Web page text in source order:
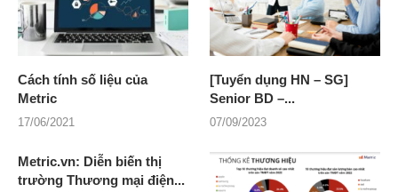
Cách tính số liệu của
Metric
17/06/2021
[Tuyển dụng HN – SG]
Senior BD –...
07/09/2023
Metric.vn: Diễn biến thị
trường Thương mại điện...